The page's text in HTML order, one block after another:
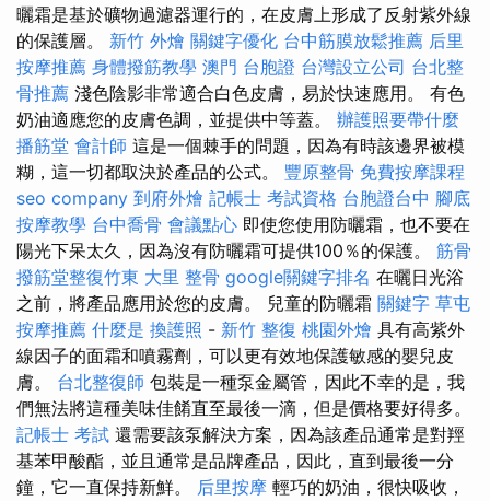
曬霜是基於礦物過濾器運行的，在皮膚上形成了反射紫外線
的保護層。 新竹 外燴 關鍵字優化 台中筋膜放鬆推薦 后里
按摩推薦 身體撥筋教學 澳門 台胞證 台灣設立公司 台北整
骨推薦 淺色陰影非常適合白色皮膚，易於快速應用。 有色
奶油適應您的皮膚色調，並提供中等蓋。 辦護照要帶什麼
播筋堂 會計師 這是一個棘手的問題，因為有時該邊界被模
糊，這一切都取決於產品的公式。 豐原整骨 免費按摩課程
seo company 到府外燴 記帳士 考試資格 台胞證台中 腳底
按摩教學 台中喬骨 會議點心 即使您使用防曬霜，也不要在
陽光下呆太久，因為沒有防曬霜可提供100％的保護。 筋骨
撥筋堂整復竹東 大里 整骨 google關鍵字排名 在曬日光浴
之前，將產品應用於您的皮膚。 兒童的防曬霜 關鍵字 草屯
按摩推薦 什麼是 換護照 - 新竹 整復 桃園外燴 具有高紫外
線因子的面霜和噴霧劑，可以更有效地保護敏感的嬰兒皮
膚。 台北整復師 包裝是一種泵金屬管，因此不幸的是，我
們無法將這種美味佳餚直至最後一滴，但是價格要好得多。
記帳士 考試 還需要該泵解決方案，因為該產品通常是對羥
基苯甲酸酯，並且通常是品牌產品，因此，直到最後一分
鐘，它一直保持新鮮。 后里按摩 輕巧的奶油，很快吸收，